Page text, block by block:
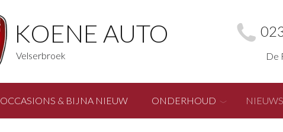
KOENE AUTO
Velserbroek De
OCCASIONS & BIJNA NIEUW ONDERHOUD NIEUWS